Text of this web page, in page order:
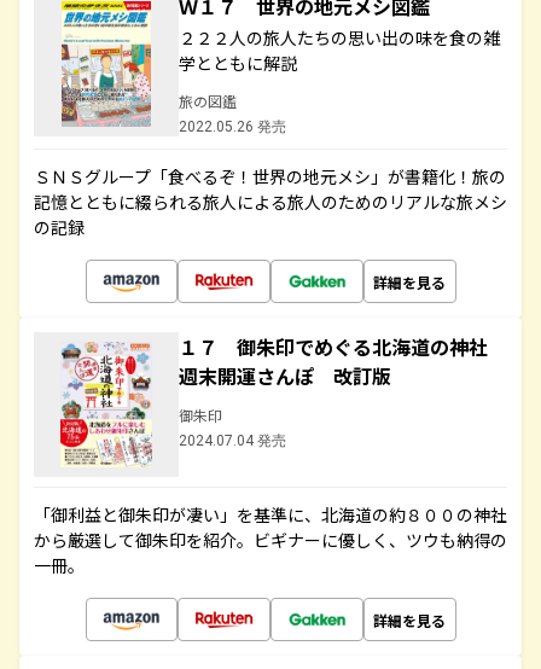
Ｗ１７ 世界の地元メシ図鑑
２２２人の旅人たちの思い出の味を食の雑
学とともに解説
旅の図鑑
2022.05.26 発売
ＳＮＳグループ「食べるぞ！世界の地元メシ」が書籍化！旅の
記憶とともに綴られる旅人による旅人のためのリアルな旅メシ
の記録
詳細を見る
１７ 御朱印でめぐる北海道の神社
週末開運さんぽ 改訂版
御朱印
2024.07.04 発売
「御利益と御朱印が凄い」を基準に、北海道の約８００の神社
から厳選して御朱印を紹介。ビギナーに優しく、ツウも納得の
一冊。
詳細を見る